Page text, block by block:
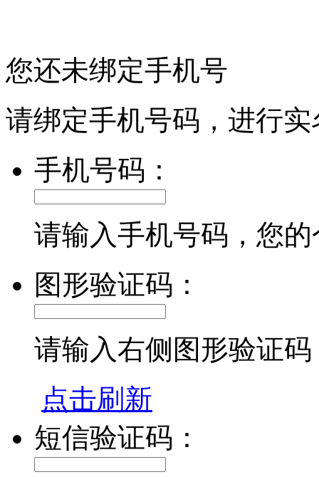
您还未绑定手机号
请绑定手机号码，进行
手机号码：
请输入手机号码，您
图形验证码：
请输入右侧图形验证码
点击刷新
短信验证码：